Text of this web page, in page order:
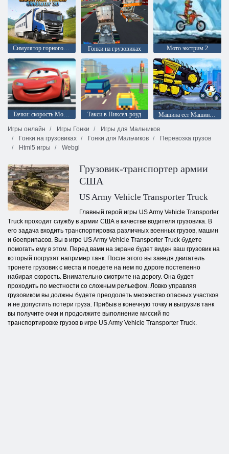
Симулятор горного грузовика 3D Гонки на грузовиках Мото экстрим 2
Тачки: скорость Молнии Такси в Пиксел-роуд
Машина ест Машину: Злые автомобили
Игры онлайн
Игры Гонки
Игры для Мальчиков
Гонки на грузовиках
Гонки для Мальчиков
Перевозка грузов
Html5 игры
Webgl
Грузовик-транспортер армии
США
US Army Vehicle Transporter Truck
Главный герой игры US Army Vehicle Transporter
Truck проходит службу в армии США в качестве водителя грузовика. В
его задача входить транспортировка различных военных грузов, машин
и боеприпасов. Вы в игре US Army Vehicle Transporter Truck будете
помогать ему в этом. Перед вами на экране будет виден ваш грузовик на
который погрузят например танк. После этого вы заведя двигатель
тронете грузовик с места и поедете на нем по дороге постепенно
набирая скорость. Внимательно смотрите на дорогу. Она будет
проходить по местности со сложным рельефом. Ловко управляя
грузовиком вы должны будете преодолеть множество опасных участков
и не допустить потери груза. Прибыв в конечную точку и выгрузив танк
вы получите очки и продолжите выполнение миссий по
транспортировке грузов в игре US Army Vehicle Transporter Truck.